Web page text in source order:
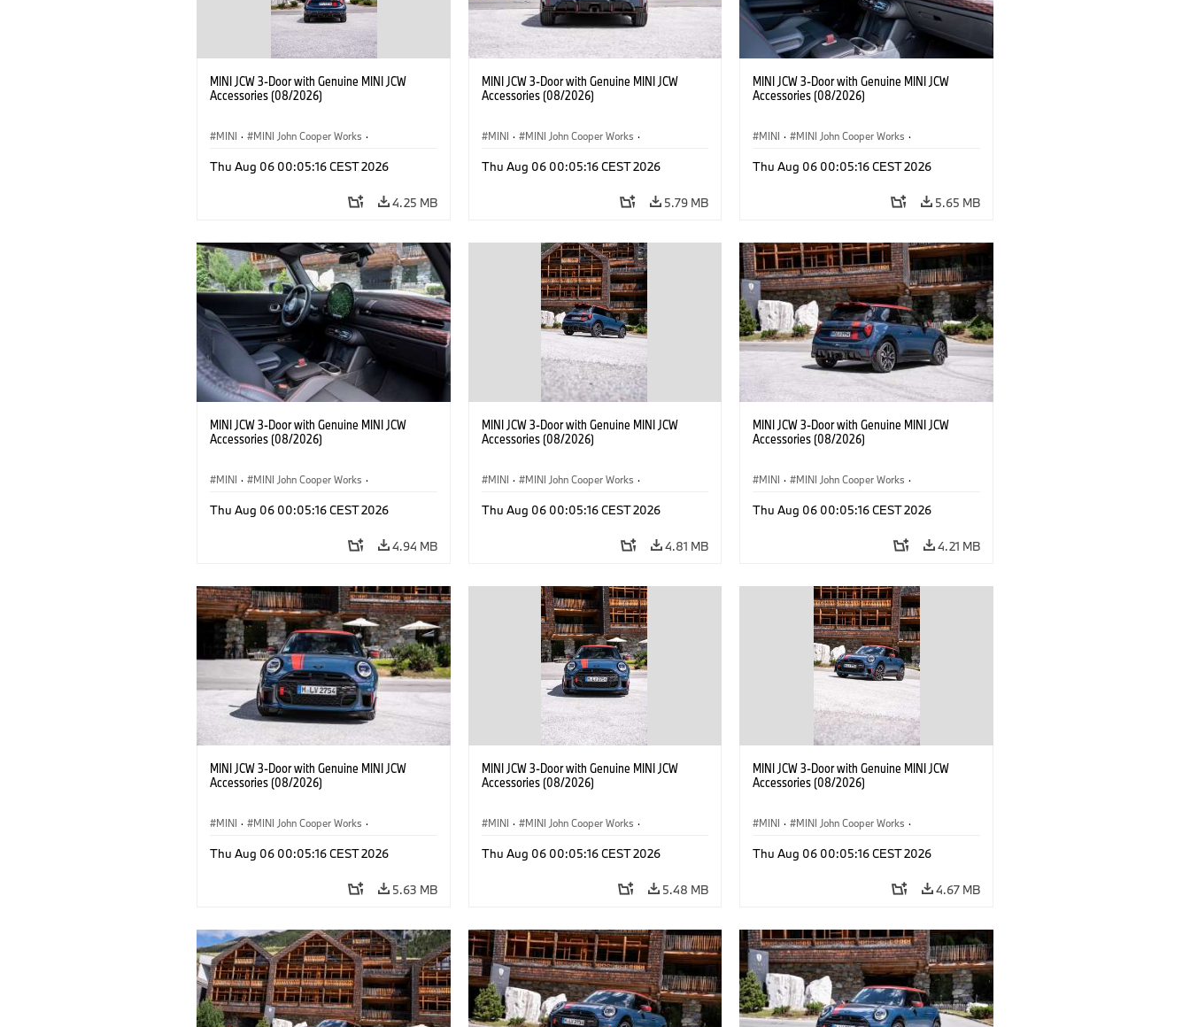
MINI JCW 3-Door with Genuine MINI JCW
Accessories (08/2026)
MINI · MINI John Cooper Works ·
Optional Extras, Accessories
Thu Aug 06 00:05:16 CEST 2026
4.25 MB
MINI JCW 3-Door with Genuine MINI JCW
Accessories (08/2026)
MINI · MINI John Cooper Works ·
Optional Extras, Accessories
Thu Aug 06 00:05:16 CEST 2026
5.79 MB
MINI JCW 3-Door with Genuine MINI JCW
Accessories (08/2026)
MINI · MINI John Cooper Works ·
Optional Extras, Accessories
Thu Aug 06 00:05:16 CEST 2026
5.65 MB
MINI JCW 3-Door with Genuine MINI JCW
Accessories (08/2026)
MINI · MINI John Cooper Works ·
Optional Extras, Accessories
Thu Aug 06 00:05:16 CEST 2026
4.94 MB
MINI JCW 3-Door with Genuine MINI JCW
Accessories (08/2026)
MINI · MINI John Cooper Works ·
Optional Extras, Accessories
Thu Aug 06 00:05:16 CEST 2026
4.81 MB
MINI JCW 3-Door with Genuine MINI JCW
Accessories (08/2026)
MINI · MINI John Cooper Works ·
Optional Extras, Accessories
Thu Aug 06 00:05:16 CEST 2026
4.21 MB
MINI JCW 3-Door with Genuine MINI JCW
Accessories (08/2026)
MINI · MINI John Cooper Works ·
Optional Extras, Accessories
Thu Aug 06 00:05:16 CEST 2026
5.63 MB
MINI JCW 3-Door with Genuine MINI JCW
Accessories (08/2026)
MINI · MINI John Cooper Works ·
Optional Extras, Accessories
Thu Aug 06 00:05:16 CEST 2026
5.48 MB
MINI JCW 3-Door with Genuine MINI JCW
Accessories (08/2026)
MINI · MINI John Cooper Works ·
Optional Extras, Accessories
Thu Aug 06 00:05:16 CEST 2026
4.67 MB